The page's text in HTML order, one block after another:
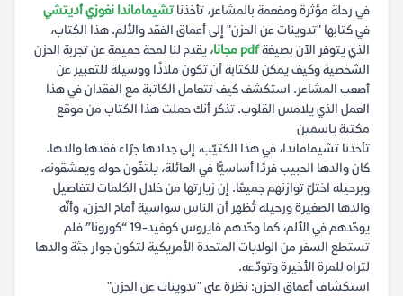
في رحلة مؤثرة ومفعمة بالمشاعر، تأخذناتشيماماندا نغوزي أديتشي
في كتابها "تدوينات عن الحزن" إلى أعماق الفقد والألم. هذا الكتاب،
الذي يتوفر الآن بصيغةpdf مجانا
، يقدم لنا لمحة حميمة عن تجربة الحزن
الشخصية وكيف يمكن للكتابة أن تكون ملاذًا ووسيلة للتعبير عن
أصعب المشاعر. استكشف كيف تتعامل الكاتبة مع الفقدان في هذا
العمل الذي يلامس القلوب. تذكر أنك حملت هذا الكتاب من موقع
مكتبة ياسمين
تأخذنا تشيماماندا، في هذا الكتيّب، إلى حِدادها جرّاء فقدها والدها.
كان والدها الحبيب فردًا أساسيًّا في العائلة، يلتفّون حوله ويعشقونه،
وبرحيله اختلّ توازنهم جميعًا. إن زيارتها من خلال الكلمات لتفاصيل
والدها الصغيرة ورحيله تُظهر أن الناس سواسية أمام الحزن، وأنّه
يوحّدهم في الألم، كما وحّدهم فايروس كوفيد-19 “كورونا” فلم
تستطع السفر من الولايات المتحدة الأمريكية لتكون جوار جثة والدها
لتراه للمرة الأخيرة وتودّعه.
استكشاف أعماق الحزن: نظرة على "تدوينات عن الحزن"